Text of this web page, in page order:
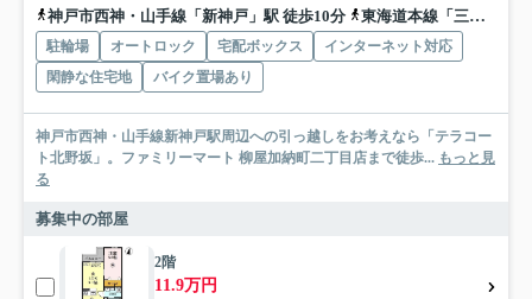
神戸市西神・山手線「新神戸」駅 徒歩10分
東海道本線「三ノ宮」駅 徒歩12分
駐輪場 オートロック 宅配ボックス
インターネット対応
閑静な住宅地
バイク置場あり
神戸市西神・山手線新神戸駅周辺への引っ越しをお考えなら「テラコー
ト北野坂」。ファミリーマート 柳屋加納町二丁目店まで徒歩... もっと見
る
募集中の部屋
2階
11.9万円